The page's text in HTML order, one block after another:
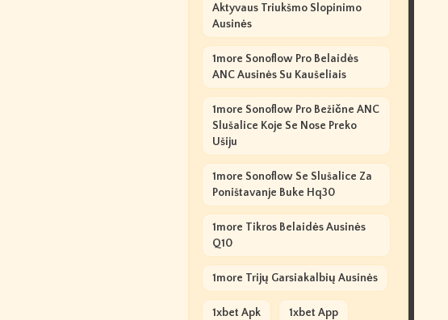
Aktyvaus Triukšmo Slopinimo
Ausinės
1more Sonoflow Pro Belaidės
ANC Ausinės Su Kaušeliais
1more Sonoflow Pro Bežične ANC
Slušalice Koje Se Nose Preko
Ušiju
1more Sonoflow Se Slušalice Za
Poništavanje Buke Hq30
1more Tikros Belaidės Ausinės
Q10
1more Trijų Garsiakalbių Ausinės
1xbet Apk 1xbet App